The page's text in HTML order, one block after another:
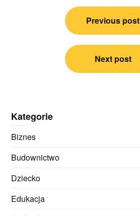
Nawigacja
Previous post
Next post
Kategorie
Biznes
Budownictwo
Dziecko
Edukacja